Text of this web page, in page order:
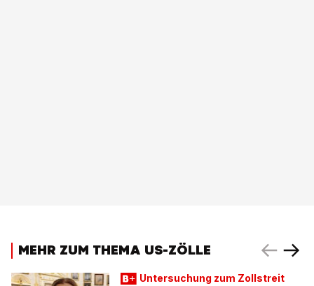
MEHR ZUM THEMA US-ZÖLLE
Untersuchung zum Zollstreit